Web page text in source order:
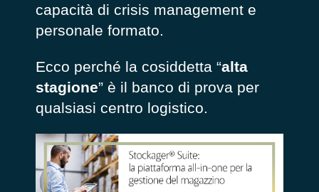
capacità di crisis managemente
personale formato.
Ecco perché la cosiddetta “alta
stagione” è il banco di prova per
qualsiasi centro logistico.